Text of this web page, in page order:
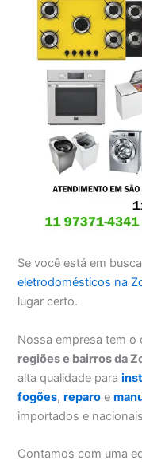
Se você está em
eletrodomésticos na
lugar certo.
Nossa empresa tem
regiões e bairros da
alta qualidade para
fogões,reparo e
importados e
Contamos com uma